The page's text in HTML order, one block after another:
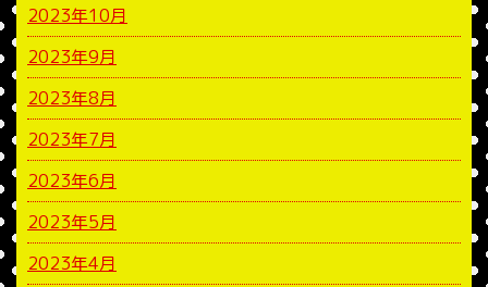
2023年10月
2023年9月
2023年8月
2023年7月
2023年6月
2023年5月
2023年4月